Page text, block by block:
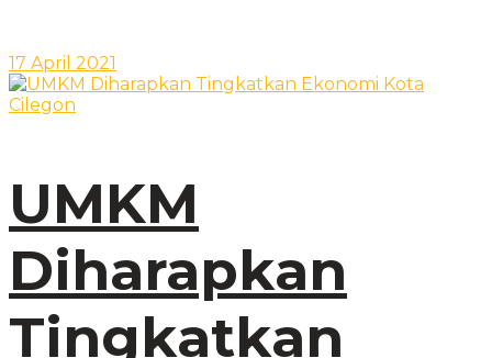
17 April 2021
UMKM
Diharapkan
Tingkatkan